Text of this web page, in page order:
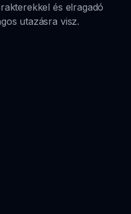
és elragadó
utazásra visz.